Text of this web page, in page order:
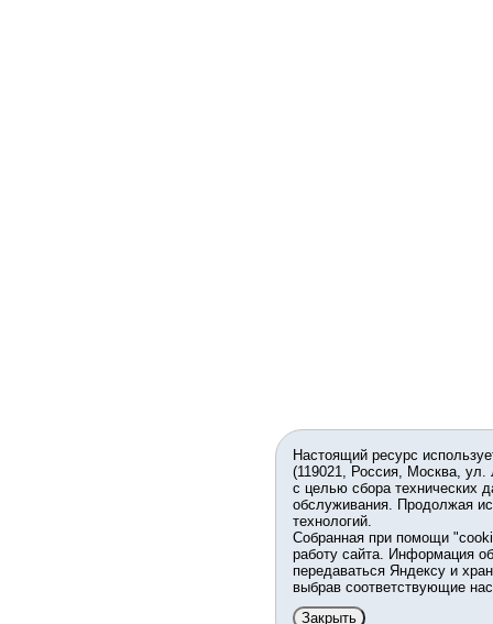
Настоящий ресурс
(119021, Россия, Москва,
с целью сбора технических
обслуживания. Продолжая
технологий.
Собранная при помощи
работу сайта. Информация
передаваться Яндексу и
выбрав соответствующие
Закрыть